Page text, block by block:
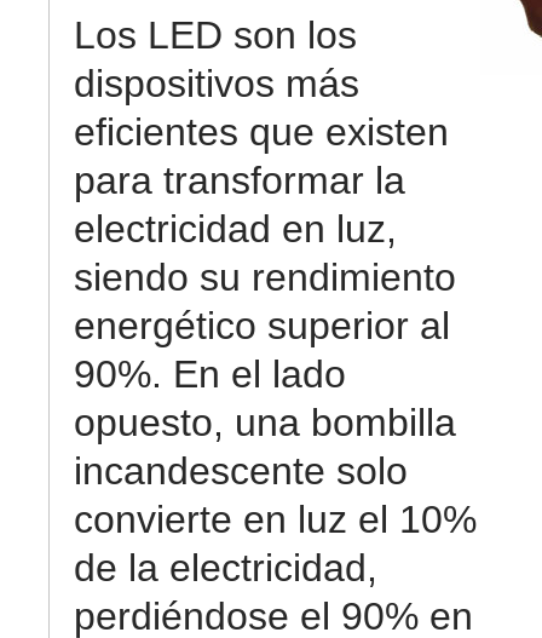
Los LED son los
dispositivos más
eficientes que existen
para transformar la
electricidad en luz,
siendo su rendimiento
energético superior al
90%. En el lado
opuesto, una bombilla
incandescente solo
convierte en luz el 10%
de la electricidad,
perdiéndose el 90% en